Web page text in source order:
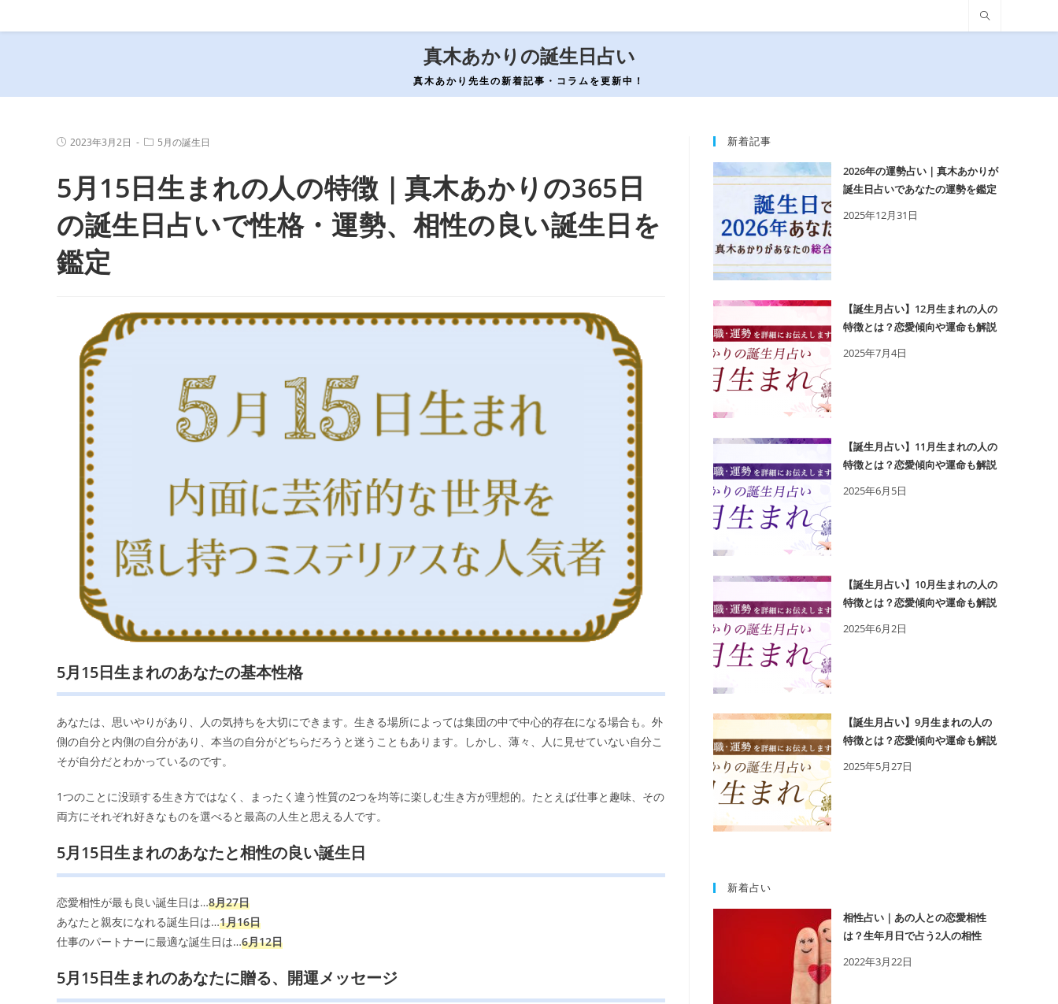
ン
真木あかりの誕生日占い
真木あかり先生の新着記事・コラムを更新中！
投
開
日:
2023年3月2日
投
テ
ゴ
リ
ー:
5月の誕生日
5月15日生まれの人の特徴｜真木あかりの365日
の誕生日占いで性格・運勢、相性の良い誕生日を
鑑定
5月15日生まれのあなたの基本性格
あなたは、思いやりがあり、人の気持ちを大切にできます。生きる場所によっては集団の中で中心的存在になる場合も。外
側の自分と内側の自分があり、本当の自分がどちらだろうと迷うこともあります。しかし、薄々、人に見せていない自分こ
そが自分だとわかっているのです。
1つのことに没頭する生き方ではなく、まったく違う性質の2つを均等に楽しむ生き方が理想的。たとえば仕事と趣味、その
両方にそれぞれ好きなものを選べると最高の人生と思える人です。
5月15日生まれのあなたと相性の良い誕生日
恋愛相性が最も良い誕生日は…8月27日
あなたと親友になれる誕生日は…1月16日
仕事のパートナーに最適な誕生日は…6月12日
5月15日生まれのあなたに贈る、開運メッセージ
新着記事
2026年の運勢占い｜真木あかりが
誕生日占いであなたの運勢を鑑定
2025年12月31日
【誕生月占い】12月生まれの人の
特徴とは？恋愛傾向や運命も解説
2025年7月4日
【誕生月占い】11月生まれの人の
特徴とは？恋愛傾向や運命も解説
2025年6月5日
【誕生月占い】10月生まれの人の
特徴とは？恋愛傾向や運命も解説
2025年6月2日
【誕生月占い】9月生まれの人の
特徴とは？恋愛傾向や運命も解説
2025年5月27日
新着占い
相性占い｜あの人との恋愛相性
は？生年月日で占う2人の相性
2022年3月22日